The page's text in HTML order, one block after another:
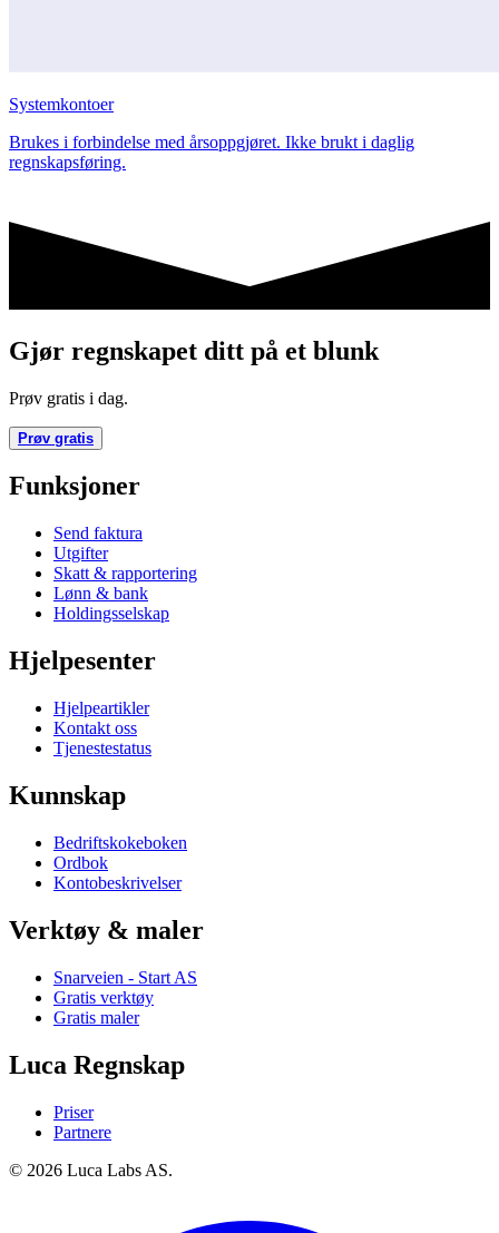
Systemkontoer
Brukes i forbindelse med årsoppgjøret. Ikke brukt i daglig
regnskapsføring.
Gjør regnskapet ditt på et blunk
Prøv gratis i dag.
Prøv gratis
Funksjoner
Send faktura
Utgifter
Skatt & rapportering
Lønn & bank
Holdingsselskap
Hjelpesenter
Hjelpeartikler
Kontakt oss
Tjenestestatus
Kunnskap
Bedriftskokeboken
Ordbok
Kontobeskrivelser
Verktøy & maler
Snarveien - Start AS
Gratis verktøy
Gratis maler
Luca Regnskap
Priser
Partnere
© 2026 Luca Labs AS.